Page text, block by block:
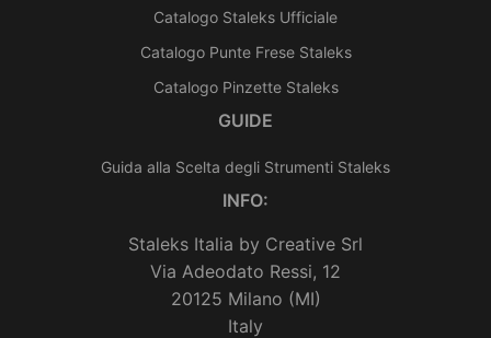
Catalogo Staleks Ufficiale
Catalogo Punte Frese Staleks
Catalogo Pinzette Staleks
GUIDE
Guida alla Scelta degli Strumenti Staleks
INFO:
Staleks Italia by Creative Srl
Via Adeodato Ressi, 12
20125 Milano (MI)
Italy